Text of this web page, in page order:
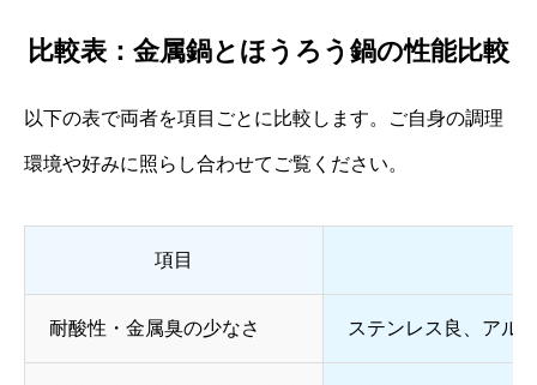
比較表：金属鍋とほうろう鍋の性能比較
以下の表で両者を項目ごとに比較します。ご自身の調理
環境や好みに照らし合わせてご覧ください。
項目
耐酸性・金属臭の少なさ ステンレス良、アル